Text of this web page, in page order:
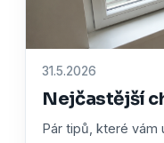
31.5.2026
Nejčastější
Pár tipů, které vám